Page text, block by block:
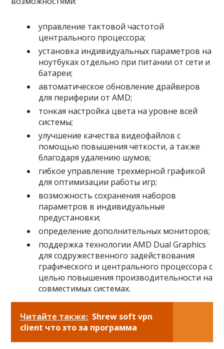
управление тактовой частотой
центрального процессора;
установка индивидуальных параметров на
ноутбуках отдельно при питании от сети и
батареи;
автоматическое обновление драйверов
для периферии от AMD;
тонкая настройка цвета на уровне всей
системы;
улучшение качества видеофайлов с
помощью повышения чёткости, а также
благодаря удалению шумов;
гибкое управление трехмерной графикой
для оптимизации работы игр;
возможность сохранения наборов
параметров в индивидуальные
предустановки;
определение дополнительных мониторов;
поддержка технологии AMD Dual Graphics
для содружественного задействования
графического и центрального процессора с
целью повышения производительности на
совместимых системах.
Читайте также: Shrew soft vpn
client что это за программа